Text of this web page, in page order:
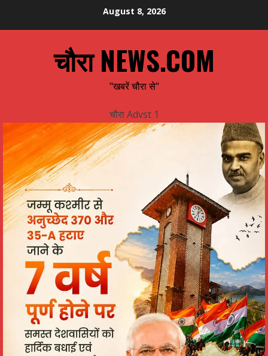
August 8, 2026
चौरा NEWS.COM
"खबरें चौरा से"
चौरा Advst 1